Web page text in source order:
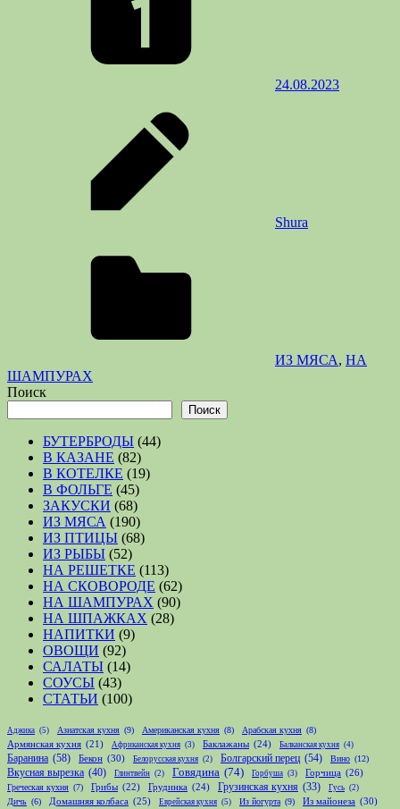
24.08.2023
Shura
ИЗ МЯСА, НА
ШАМПУРАХ
Поиск
Поиск
БУТЕРБРОДЫ (44)
В КАЗАНЕ (82)
В КОТЕЛКЕ (19)
В ФОЛЬГЕ (45)
ЗАКУСКИ (68)
ИЗ МЯСА (190)
ИЗ ПТИЦЫ (68)
ИЗ РЫБЫ (52)
НА РЕШЕТКЕ (113)
НА СКОВОРОДЕ (62)
НА ШАМПУРАХ (90)
НА ШПАЖКАХ (28)
НАПИТКИ (9)
ОВОЩИ (92)
САЛАТЫ (14)
СОУСЫ (43)
СТАТЬИ (100)
Аджика (5) Азиатская кухня (9) Американская кухня (8) Арабская кухня (8)
Армянская кухня (21) Африканская кухня (3) Баклажаны (24) Балканская кухня (4)
Баранина (58) Бекон (30) Белорусская кухня (2) Болгарский перец (54) Вино (12)
Вкусная вырезка (40) Глинтвейн (2) Говядина (74) Горбуша (3) Горчица (26)
Греческая кухня (7) Грибы (22) Грудинка (24) Грузинская кухня (33) Гусь (2)
Дичь (6) Домашняя колбаса (25) Еврейская кухня (5) Из йогурта (9) Из майонеза (30)